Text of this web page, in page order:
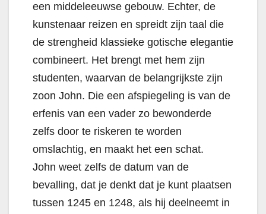
een middeleeuwse gebouw. Echter, de
kunstenaar reizen en spreidt zijn taal die
de strengheid klassieke gotische elegantie
combineert. Het brengt met hem zijn
studenten, waarvan de belangrijkste zijn
zoon John. Die een afspiegeling is van de
erfenis van een vader zo bewonderde
zelfs door te riskeren te worden
omslachtig, en maakt het een schat.
John weet zelfs de datum van de
bevalling, dat je denkt dat je kunt plaatsen
tussen 1245 en 1248, als hij deelneemt in